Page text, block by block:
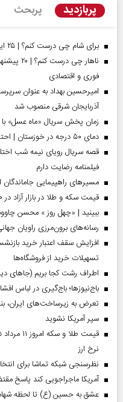
پربازدید پربحث
برای شام چی درست کنم؟ | ۲۵ ایده خوشمزه، ساده و فوری برای شام امشب
ناهار
فوری و اقتصادی
امیرحسین بهداد به عنوان
آذربایجان شرقی منصوب شد
زمان پخش سریال «ماه عسل» با
دمای ۵۰ درجه در خوزستان | احتمال بارش‌های سیل‌آسا در ۳ استان
قصه سریال رویای نیمه شب
فیلمنامه رضایت دارم
مسیر‌های راهپیمایی جاماندگان
قیمت سکه و طلا در بازار آزاد در ۱۰ مرداد ۱۴۰۵
ببینید | «چهل روز » محسن
رسانه‌های برون‌مرزی راویان
افزایش سقف اعتبار خرید
تسهیلات خرید از فروشگاه‌ها
اطراف رشت کجا بریم (جاهای
باج‌نیوزها؛ باج‌گیری در لباس
تعرض به زیرساخت‌های ایران،
سپر آمریکا نشوید
نرخ ارز
نظرسنجی شبکه تماشا برای
آمریکا ماجراجویی کند پاسخ
عشق به حسین (ع) تا لحظه